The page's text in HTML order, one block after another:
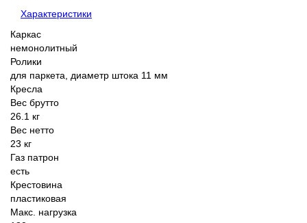
Характеристики
Каркас
немонолитный
Ролики
для паркета, диаметр штока 11 мм
Кресла
Вес брутто
26.1 кг
Вес нетто
23 кг
Газ патрон
есть
Крестовина
пластиковая
Макс. нагрузка